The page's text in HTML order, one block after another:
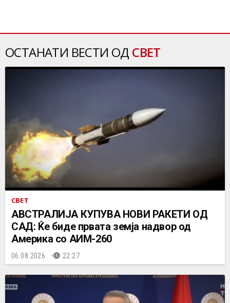
ОСТАНАТИ ВЕСТИ ОД СВЕТ
СВЕТ
АВСТРАЛИЈА КУПУВА НОВИ РАКЕТИ ОД
САД: Ќе биде првата земја надвор од
Америка со АИМ-260
06.08.2026. 22:27